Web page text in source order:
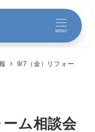
MENU
9/7（金）リフォー
ム相談会